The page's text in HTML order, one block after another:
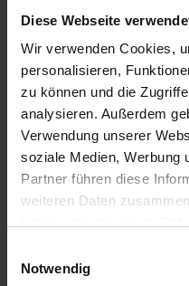
Diese Webseite
Wir verwenden Cookies,
personalisieren,
zu können und die
analysieren. Außerdem
Verwendung unserer
soziale Medien, Werbung
Partner führen diese
weiteren Daten
Notwendig
04.30 Uhr
16.30 Uhr
27.06.2026 -
Koblenz /
Ausflugspaket:Besichtigung
der Welt im historischen
Lavastroms mit
04.30 Uhr
13.00 Uhr
27.06.2026 -
Kulinarik-Literatur sowie
Experten mit kleiner